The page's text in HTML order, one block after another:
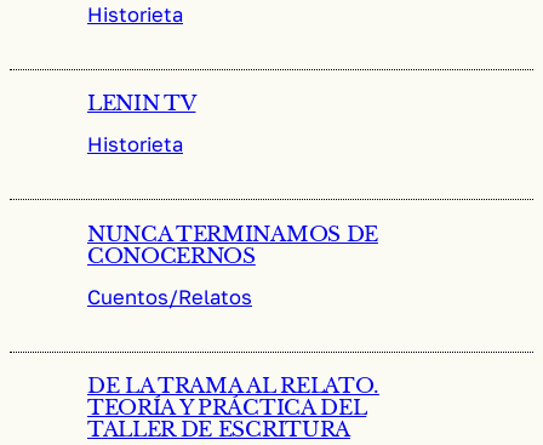
Historieta
LENIN TV
Historieta
NUNCA TERMINAMOS DE
CONOCERNOS
Cuentos/Relatos
DE LA TRAMA AL RELATO.
TEORÍA Y PRÁCTICA DEL
TALLER DE ESCRITURA